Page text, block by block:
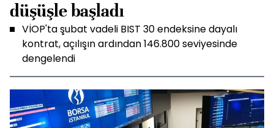
düşüşle başladı
VİOP'ta şubat vadeli BIST 30 endeksine dayalı
kontrat, açılışın ardından 146.800 seviyesinde
dengelendi